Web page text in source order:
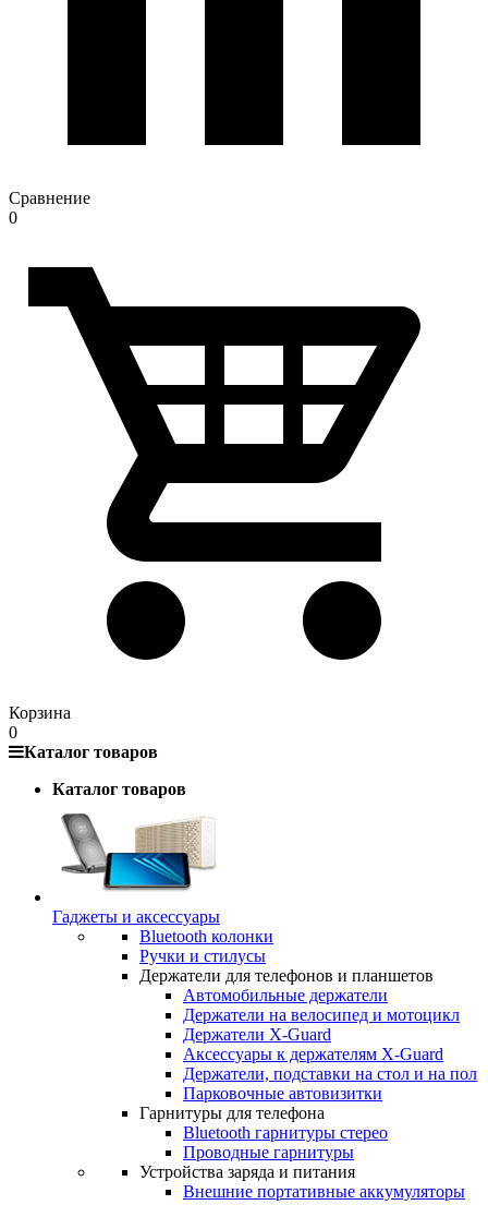
Сравнение
0
Корзина
0
Каталог товаров
Каталог товаров
Гаджеты и аксессуары
Bluetooth колонки
Ручки и стилусы
Держатели для телефонов и планшетов
Автомобильные держатели
Держатели на велосипед и мотоцикл
Держатели X-Guard
Аксессуары к держателям X-Guard
Держатели, подставки на стол и на пол
Парковочные автовизитки
Гарнитуры для телефона
Bluetooth гарнитуры стерео
Проводные гарнитуры
Устройства заряда и питания
Внешние портативные аккумуляторы